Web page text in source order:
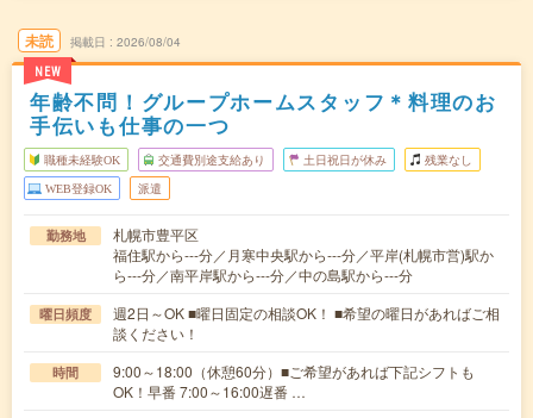
未読
NEW
掲載日 2026/08/04
年齢不問！グループホームスタッフ＊料理のお
手伝いも仕事の一つ
職種未経験OK 交通費別途支給あり 土日祝日が休み 残業なし
WEB登録OK 派遣
勤務地
札幌市豊平区
福住駅から---分／月寒中央駅から---分／平岸(札幌市営)駅か
ら---分／南平岸駅から---分／中の島駅から---分
曜日頻度
週2日～OK ■曜日固定の相談OK！ ■希望の曜日があればご相
談ください！
時間
9:00～18:00（休憩60分）■ご希望があれば下記シフトも
OK！早番 7:00～16:00遅番 …